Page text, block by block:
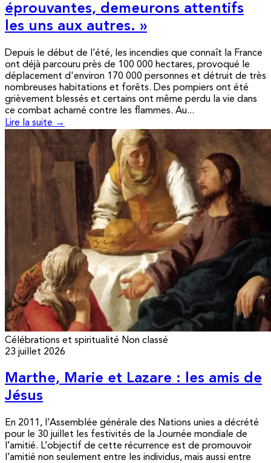
éprouvantes, demeurons attentifs
les uns aux autres. »
Depuis le début de l’été, les incendies que connaît la France
ont déjà parcouru près de 100 000 hectares, provoqué le
déplacement d'environ 170 000 personnes et détruit de très
nombreuses habitations et forêts. Des pompiers ont été
grièvement blessés et certains ont même perdu la vie dans
ce combat acharné contre les flammes. Au...
Lire la suite →
Célébrations et spiritualité Non classé
23 juillet 2026
Marthe, Marie et Lazare : les amis de
Jésus
En 2011, l’Assemblée générale des Nations unies a décrété
pour le 30 juillet les festivités de la Journée mondiale de
l’amitié. L’objectif de cette récurrence est de promouvoir
l’amitié non seulement entre les individus, mais aussi entre